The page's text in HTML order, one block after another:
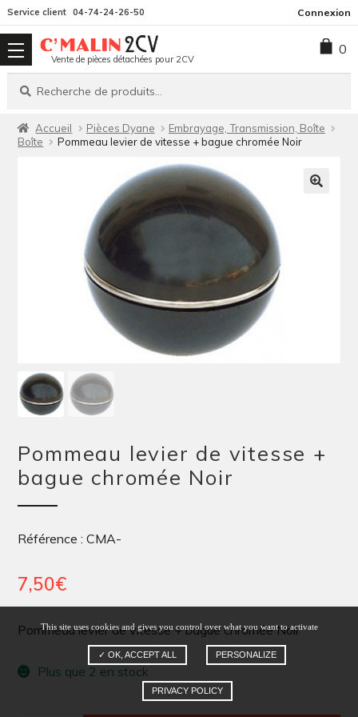
la
navigation
contenu
Service client 04-74-24-26-50 Connexion
Vente de pièces détachées pour 2CV
Recherche
Recherche
0
Accueil Pièces Dyane
Embrayage, Transmission, Boîte
Boîte
Pommeau levier de vitesse + bague chromée Noir
Pommeau levier de vitesse +
bague chromée Noir
Référence : CMA-
7,50€
Pommeau levier de vitesse + bague chromée Noir
Plus que 2 en stock
This site uses cookies and gives you control over what you want to activate
✓ OK, ACCEPT ALL PERSONALIZE
PRIVACY POLICY